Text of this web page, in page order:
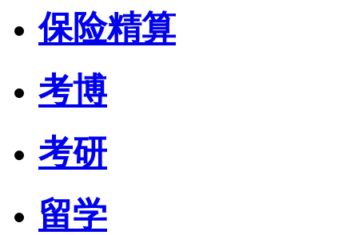
保险精算
考博
考研
留学